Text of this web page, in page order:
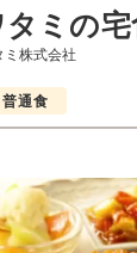
タミの宅
ミ株式会社
普通食